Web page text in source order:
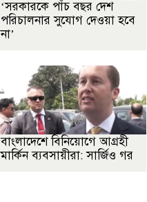
‘সরকারকে পাঁচ বছর দেশ
পরিচালনার সুযোগ দেওয়া হবে
না’
বাংলাদেশে বিনিয়োগে আগ্রহী
মার্কিন ব্যবসায়ীরা: সার্জিও গর